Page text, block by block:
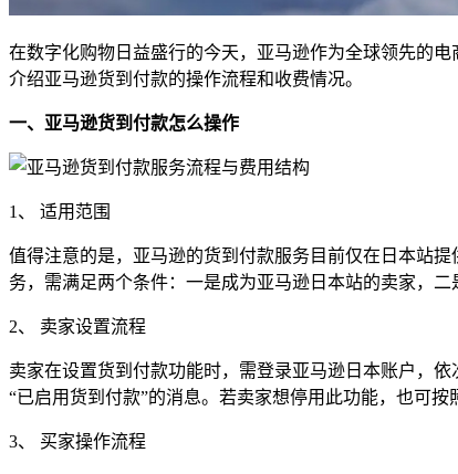
在数字化购物日益盛行的今天，亚马逊作为全球领先的
介绍亚马逊货到付款的操作流程和收费情况。
一、亚马逊货到付款怎么操作
1、 适用范围
值得注意的是，亚马逊的货到付款服务目前仅在日本站
务，需满足两个条件：一是成为亚马逊日本站的卖家，二
2、 卖家设置流程
卖家在设置货到付款功能时，需登录亚马逊日本账户，
“已启用货到付款”的消息。若卖家想停用此功能，也可按
3、 买家操作流程